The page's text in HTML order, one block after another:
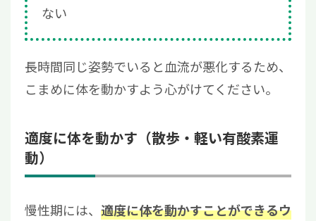
ない
長時間同じ姿勢でいると血流が悪化するため、
こまめに体を動かすよう心がけてください。
適度に体を動かす（散歩・軽い有酸素運
動）
慢性期には、 適度に体を動かすことができるウ